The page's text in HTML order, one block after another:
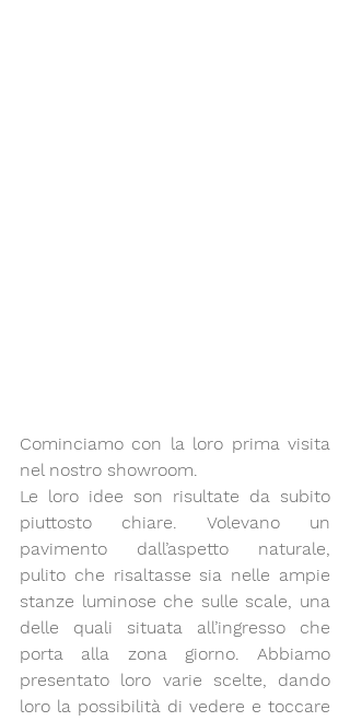
Cominciamo con la loro prima visita
nel nostro showroom.
Le loro idee son risultate da subito
piuttosto chiare. Volevano un
pavimento dall’aspetto naturale,
pulito che risaltasse sia nelle ampie
stanze luminose che sulle scale, una
delle quali situata all’ingresso che
porta alla zona giorno. Abbiamo
presentato loro varie scelte, dando
loro la possibilità di vedere e toccare